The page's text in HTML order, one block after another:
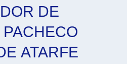
DE
ATARFE